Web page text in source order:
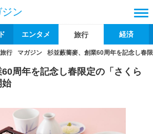
ン
エンタメ 旅行 経済
旅行 マガジン 杉並藪蕎麥、創業60周年を記念し春
周年を記念し春限定の「さくら
始